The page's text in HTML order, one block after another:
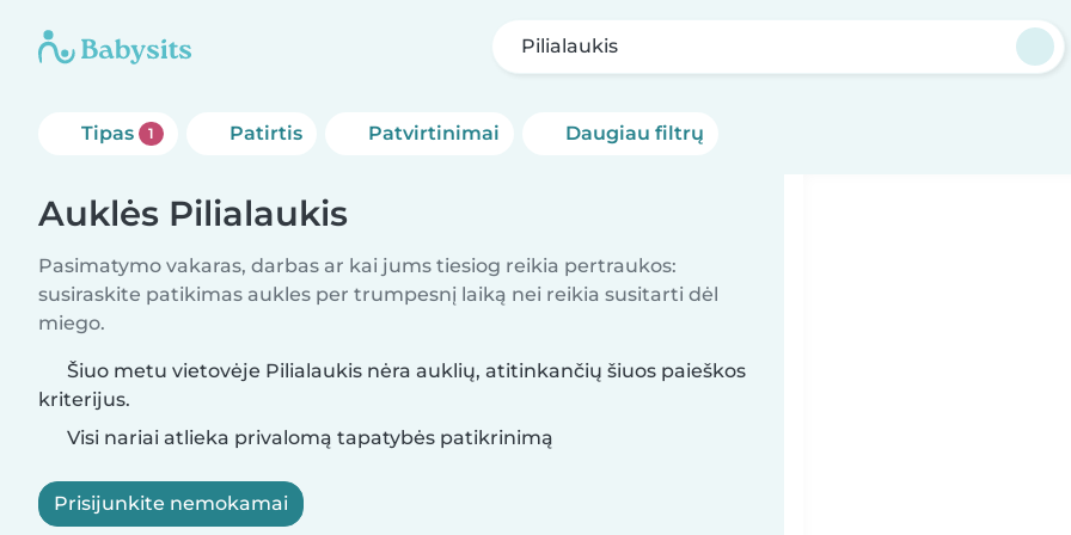
Pilialaukis
Tipas 1 Patirtis Patvirtinimai Daugiau filtrų
Auklės Pilialaukis
Pasimatymo vakaras, darbas ar kai jums tiesiog reikia pertraukos:
susiraskite patikimas aukles per trumpesnį laiką nei reikia susitarti dėl
miego.
Šiuo metu vietovėje Pilialaukis nėra auklių, atitinkančių šiuos paieškos
kriterijus.
Visi nariai atlieka privalomą tapatybės patikrinimą
Prisijunkite nemokamai